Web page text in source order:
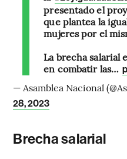
presentado el
que plantea la
mujeres por el
La brecha salarial
en combatir las…
— Asamblea Nacional
28, 2023
Brecha salarial